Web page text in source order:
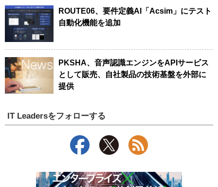
ROUTE06、要件定義AI「Acsim」にテスト
自動化機能を追加
PKSHA、音声認識エンジンをAPIサービス
として販売、自社製品の技術基盤を外部に
提供
IT Leadersをフォローする